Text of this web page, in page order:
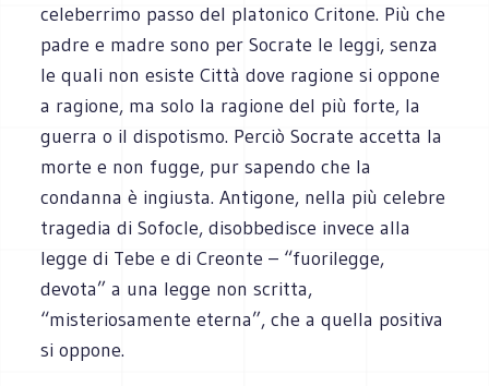
celeberrimo passo del platonico Critone. Più che
padre e madre sono per Socrate le leggi, senza
le quali non esiste Città dove ragione si oppone
a ragione, ma solo la ragione del più forte, la
guerra o il dispotismo. Perciò Socrate accetta la
morte e non fugge, pur sapendo che la
condanna è ingiusta. Antigone, nella più celebre
tragedia di Sofocle, disobbedisce invece alla
legge di Tebe e di Creonte – “fuorilegge,
devota” a una legge non scritta,
“misteriosamente eterna”, che a quella positiva
si oppone.